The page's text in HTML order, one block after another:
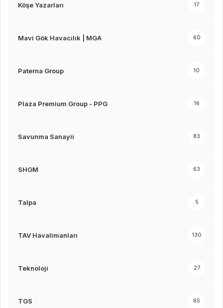
Köşe Yazarları 17
Mavi Gök Havacılık | MGA 60
Paterna Group 10
Plaza Premium Group - PPG 16
Savunma Sanayii 83
SHGM 63
Talpa 5
TAV Havalimanları 130
Teknoloji 27
TGS 65